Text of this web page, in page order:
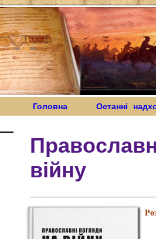
Головна Останні
війну